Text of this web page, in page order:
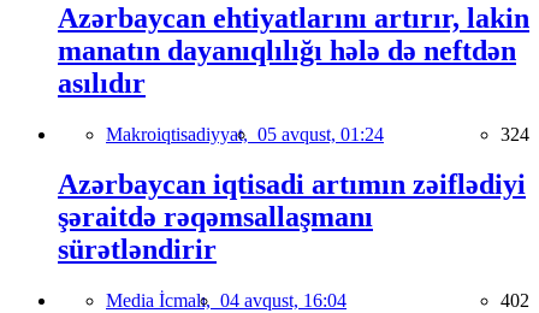
Azərbaycan ehtiyatlarını artırır, lakin
manatın dayanıqlılığı hələ də neftdən
asılıdır
Makroiqtisadiyyat, 05 avqust, 01:24 324
Azərbaycan iqtisadi artımın zəiflədiyi
şəraitdə rəqəmsallaşmanı
sürətləndirir
Media İcmalı, 04 avqust, 16:04 402